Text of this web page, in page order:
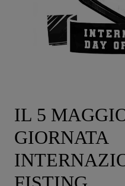
IL 5
GIORNATA